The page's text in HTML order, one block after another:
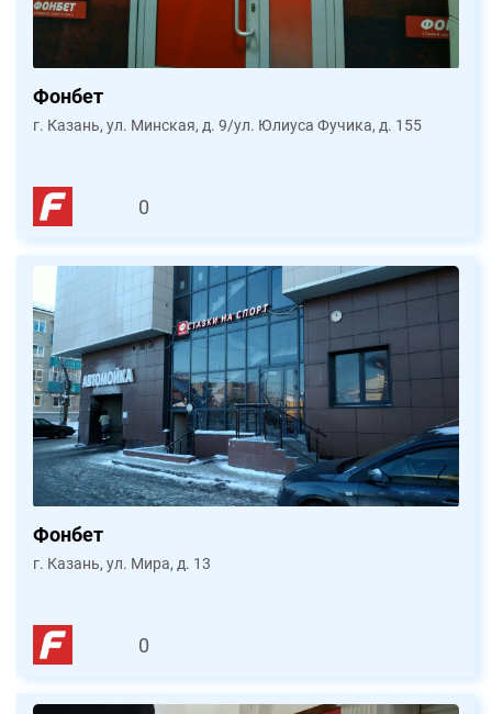
Фонбет
г. Казань, ул. Минская, д. 9/ул. Юлиуса Фучика, д. 155
0
Фонбет
г. Казань, ул. Мира, д. 13
0